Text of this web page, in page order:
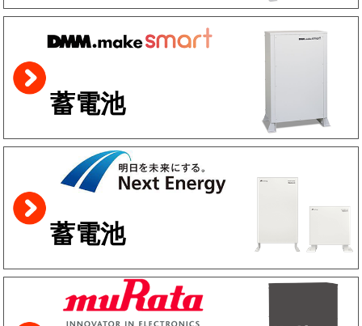
蓄電池
蓄電池